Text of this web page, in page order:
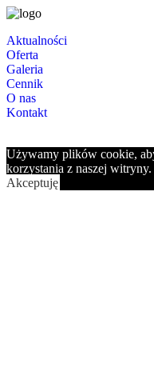
Aktualności
Oferta
Galeria
Cennik
O nas
Kontakt
Używamy plików cookie,
korzystania z naszej witryny.
Akceptuję